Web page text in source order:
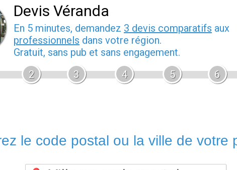
Devis Véranda
En 5 minutes, demandez 3 devis comparatifs aux
professionnels dans votre région.
Gratuit, sans pub et sans engagement.
2 3 4 5 6
le code postal ou la ville de votre